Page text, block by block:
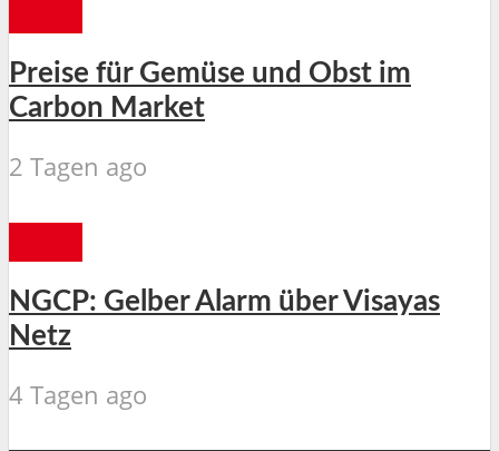
Preise für Gemüse und Obst im
Carbon Market
2 Tagen ago
NGCP: Gelber Alarm über Visayas
Netz
4 Tagen ago